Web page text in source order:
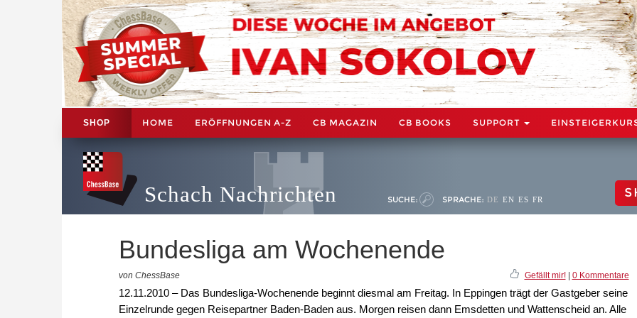
SHOP HOME ERÖFFNUNGEN A-Z CB MAGAZIN CB BOOKS SUPPORT
Schach Nachrichten SUCHE: SPRACHE: DE EN ES FR
Bundesliga am Wochenende
von ChessBase Gefällt mir!| 0 Kommentare
12.11.2010 – Das Bundesliga-Wochenende beginnt diesmal am Freitag. In Eppingen trägt der Gastgeber seine
Einzelrunde gegen Reisepartner Baden-Baden aus. Morgen reisen dann Emsdetten und Wattenscheid an. Alle